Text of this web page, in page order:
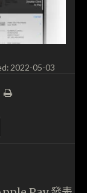
2022-05-03